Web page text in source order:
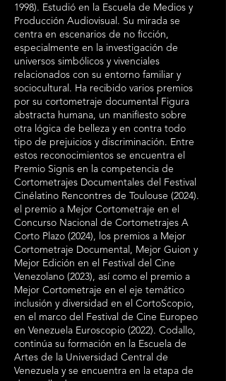
1998). Estudió en la Escuela de Medios y
Producción Audiovisual. Su mirada se
centra en escenarios de no ficción,
especialmente en la investigación de
universos simbólicos y vivenciales
relacionados con su entorno familiar y
sociocultural. Ha recibido varios premios
por su cortometraje documental Figura
abstracta humana, un manifiesto sobre
otra lógica de belleza y en contra todo
tipo de prejuicios y discriminación. Entre
estos reconocimientos se encuentra el
Premio Signis en la competencia de
Cortometrajes Documentales del Festival
Cinélatino Rencontres de Toulouse (2024).
el premio a Mejor Cortometraje en el
Concurso Nacional de Cortometrajes A
Corto Plazo (2024), los premios a Mejor
Cortometraje Documental, Mejor Guion y
Mejor Edición en el Festival del Cine
Venezolano (2023), así como el premio a
Mejor Cortometraje en el eje temático
inclusión y diversidad en el CortoScopio,
en el marco del Festival de Cine Europeo
en Venezuela Euroscopio (2022). Codallo,
continúa su formación en la Escuela de
Artes de la Universidad Central de
Venezuela y se encuentra en la etapa de